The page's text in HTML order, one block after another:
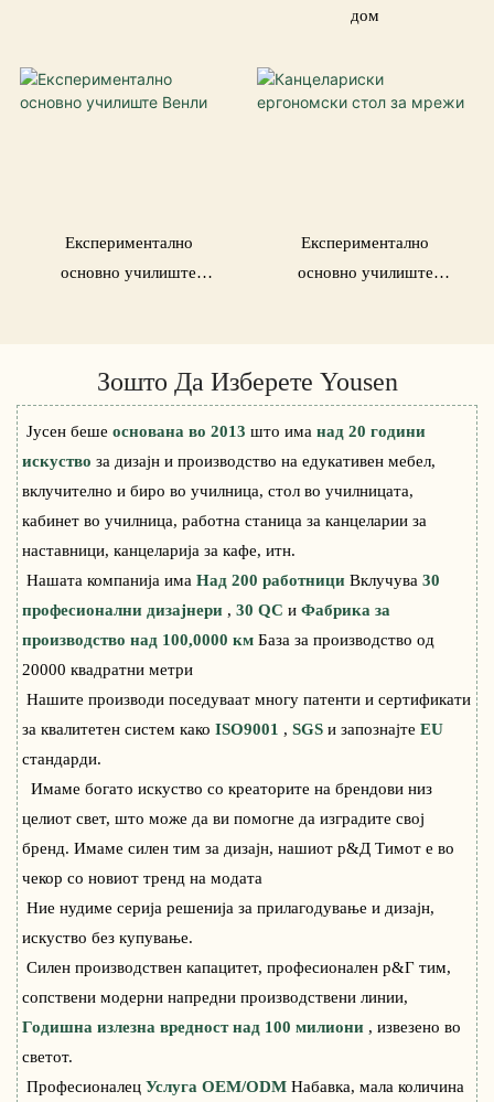
дом
Експериментално
основно училиште
Експериментално
основно училиште
Зошто Да Изберете Yousen
Јусен бешеоснована во 2013што иманад 20 години
искуствоза дизајн и производство на едукативен мебел,
вклучително и биро во училница, стол во училницата,
кабинет во училница, работна станица за канцеларии за
наставници, канцеларија за кафе, итн.
Нашата компанија имаНад 200 работнициВклучува30
професионални дизајнери ,30 QCиФабрика за
производство над 100,0000 кмБаза за производство од
20000 квадратни метри
Нашите производи поседуваат многу патенти и сертификати
за квалитетен систем какоISO9001 ,SGSи запознајтеEU
стандарди.
Имаме богато искуство со креаторите на брендови низ
целиот свет, што може да ви помогне да изградите свој
бренд. Имаме силен тим за дизајн, нашиот р&Д Тимот е во
чекор со новиот тренд на модата
Ние нудиме серија решенија за прилагодување и дизајн,
искуство без купување.
Силен производствен капацитет, професионален р&Г тим,
сопствени модерни напредни производствени линии,
Годишна излезна вредност над 100 милиони , извезено во
светот.
ПрофесионалецУслуга OEM/ODMНабавка, мала количина